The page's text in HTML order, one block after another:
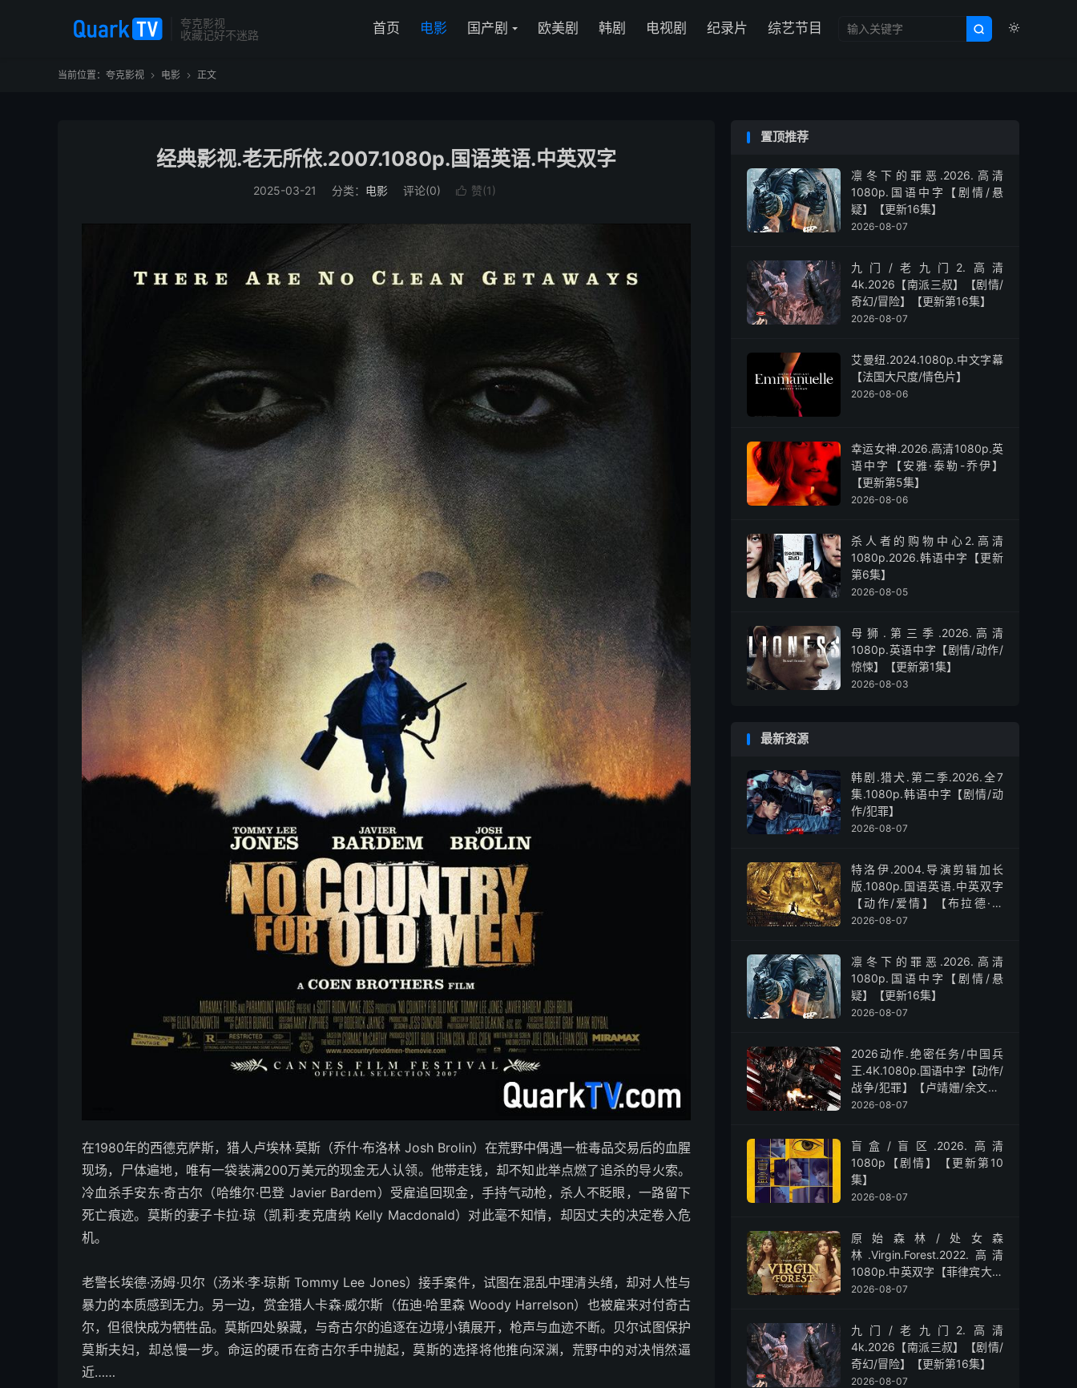
夸克影视
收藏记好不迷路


首页 电影 国产剧 欧美剧 韩剧 电视剧 纪录片 综艺节目
当前位置： 夸克影视  电影  正文
经典影视.老无所依.2007.1080p.国语英语.中英双字
2025-03-21 分类： 电影 评论(0)  赞(1)
在1980年的西德克萨斯，猎人卢埃林·莫斯（乔什·布洛林 Josh Brolin）在荒野中偶遇一桩毒品交易后的血腥
现场，尸体遍地，唯有一袋装满200万美元的现金无人认领。他带走钱，却不知此举点燃了追杀的导火索。
冷血杀手安东·奇古尔（哈维尔·巴登 Javier Bardem）受雇追回现金，手持气动枪，杀人不眨眼，一路留下
死亡痕迹。莫斯的妻子卡拉·琼（凯莉·麦克唐纳 Kelly Macdonald）对此毫不知情，却因丈夫的决定卷入危
机。
老警长埃德·汤姆·贝尔（汤米·李·琼斯 Tommy Lee Jones）接手案件，试图在混乱中理清头绪，却对人性与
暴力的本质感到无力。另一边，赏金猎人卡森·威尔斯（伍迪·哈里森 Woody Harrelson）也被雇来对付奇古
尔，但很快成为牺牲品。莫斯四处躲藏，与奇古尔的追逐在边境小镇展开，枪声与血迹不断。贝尔试图保护
莫斯夫妇，却总慢一步。命运的硬币在奇古尔手中抛起，莫斯的选择将他推向深渊，荒野中的对决悄然逼
近……
置顶推荐
凛冬下的罪恶.2026.高清
1080p.国语中字【剧情/悬
疑】【更新16集】
2026-08-07
九门/老九门2.高清
4k.2026【南派三叔】【剧情/
奇幻/冒险】【更新第16集】
2026-08-07
艾曼纽.2024.1080p.中文字幕
【法国大尺度/情色片】
2026-08-06
幸运女神.2026.高清1080p.英
语中字【安雅·泰勒-乔伊】
【更新第5集】
2026-08-06
杀人者的购物中心2.高清
1080p.2026.韩语中字【更新
第6集】
2026-08-05
母狮.第三季.2026.高清
1080p.英语中字【剧情/动作/
惊悚】【更新第1集】
2026-08-03
最新资源
韩剧.猎犬.第二季.2026.全7
集.1080p.韩语中字【剧情/动
作/犯罪】
2026-08-07
特洛伊.2004.导演剪辑加长
版.1080p.国语英语.中英双字
【动作/爱情】【布拉德·皮
特】
2026-08-07
凛冬下的罪恶.2026.高清
1080p.国语中字【剧情/悬
疑】【更新16集】
2026-08-07
2026动作.绝密任务/中国兵
王.4K.1080p.国语中字【动作/
战争/犯罪】【卢靖姗/余文乐/
屈菁菁】
2026-08-07
盲盒/盲区.2026.高清
1080p【剧情】【更新第10
集】
2026-08-07
原始森林/处女森
林.Virgin.Forest.2022.高清
1080p.中英双字【菲律宾大尺
度】
2026-08-07
九门/老九门2.高清
4k.2026【南派三叔】【剧情/
奇幻/冒险】【更新第16集】
2026-08-07